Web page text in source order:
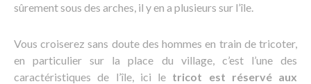
sûrement sous des arches, il y en a plusieurs sur l’île.
Vous croiserez sans doute des hommes en train de tricoter,
en particulier sur la place du village, c’est l’une des
caractéristiques de l’île, ici le tricot est réservé aux